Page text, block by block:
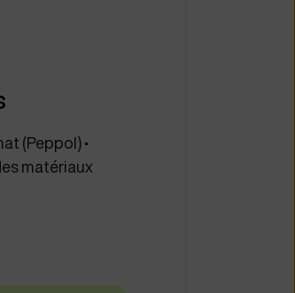
(Peppol) •
matériaux